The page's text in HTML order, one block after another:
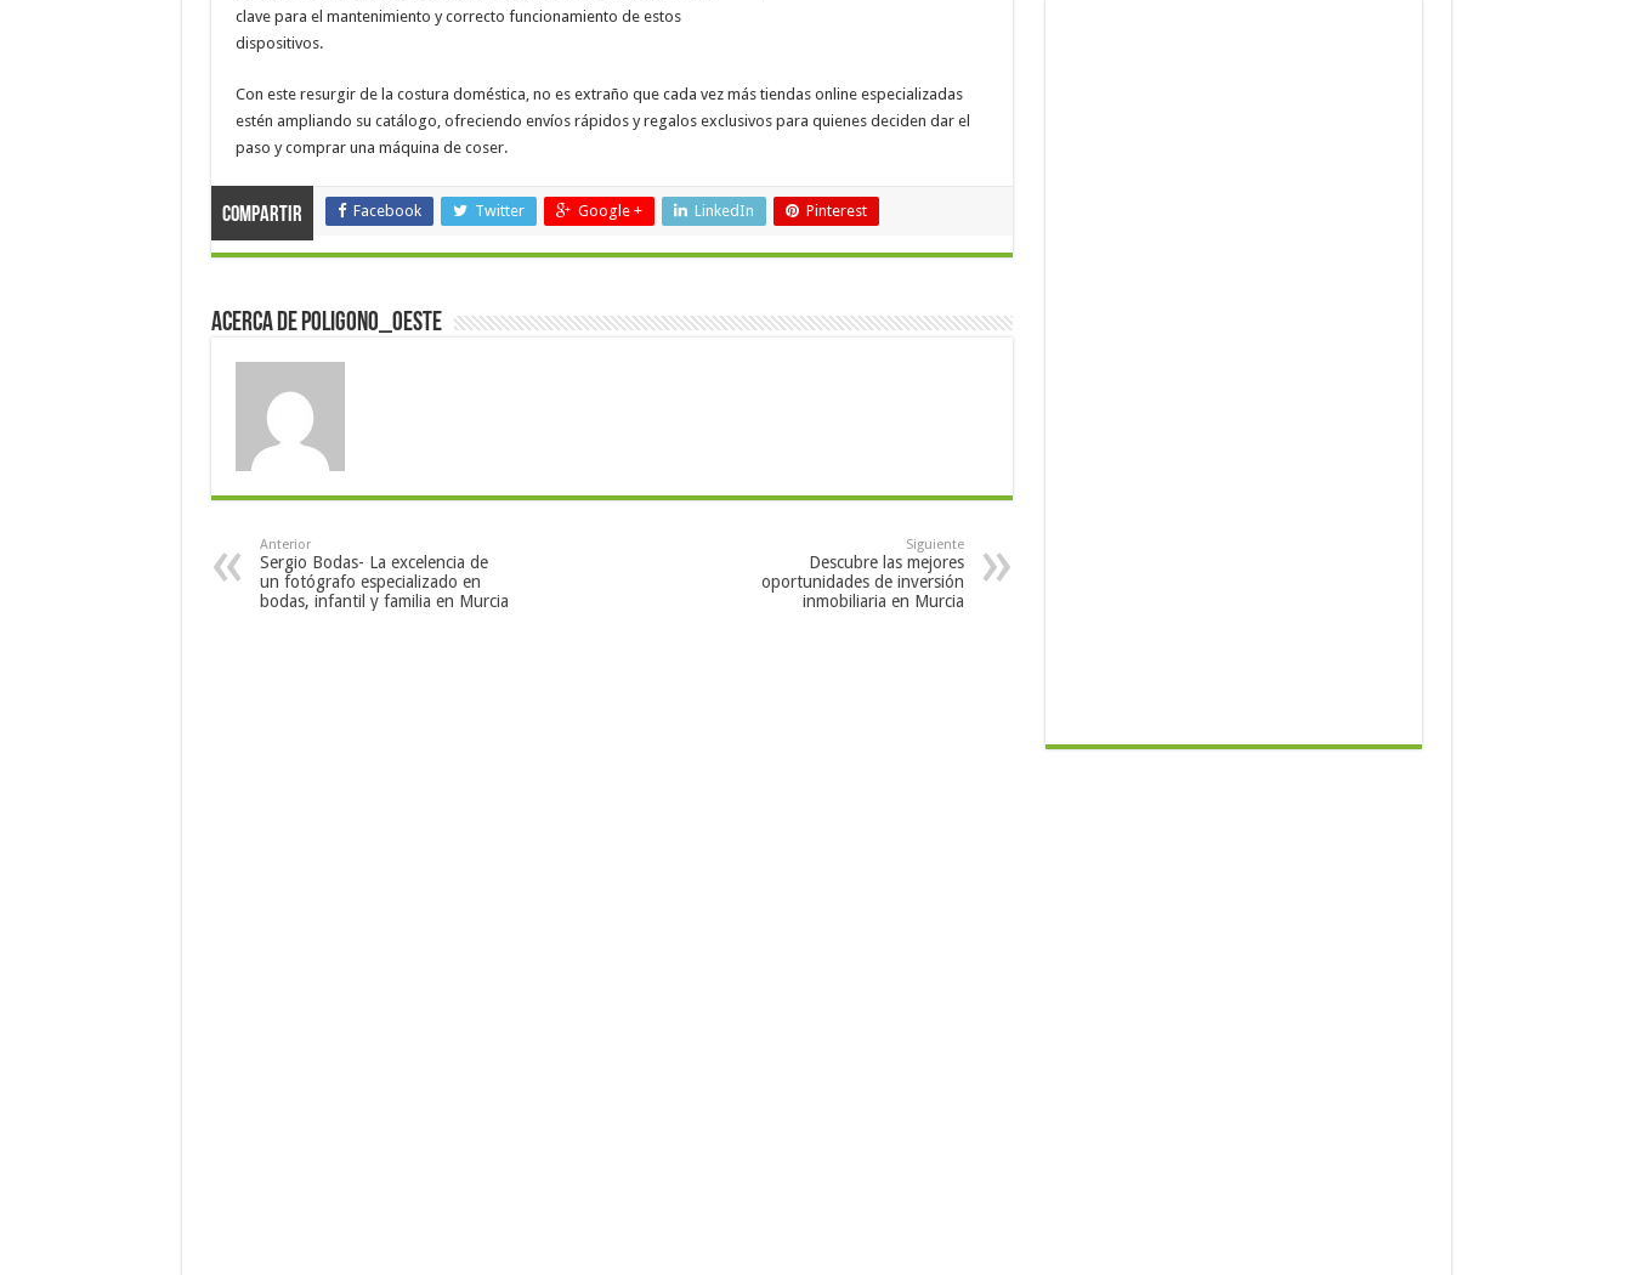
clave para el mantenimiento y correcto funcionamiento de estos
dispositivos.
Con este resurgir de la costura doméstica, no es extraño que cada vez más tiendas online especializadas
estén ampliando su catálogo, ofreciendo envíos rápidos y regalos exclusivos para quienes deciden dar el
paso y comprar una máquina de coser.
Compartir Facebook Twitter Google + LinkedIn Pinterest
Acerca de poligono_oeste
Anterior
Sergio Bodas- La excelencia de
un fotógrafo especializado en
bodas, infantil y familia en Murcia
Siguiente
Descubre las mejores
oportunidades de inversión
inmobiliaria en Murcia